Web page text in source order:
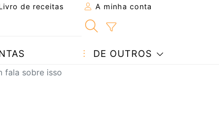
de receitas A minha conta
DE OUTROS
fala sobre isso